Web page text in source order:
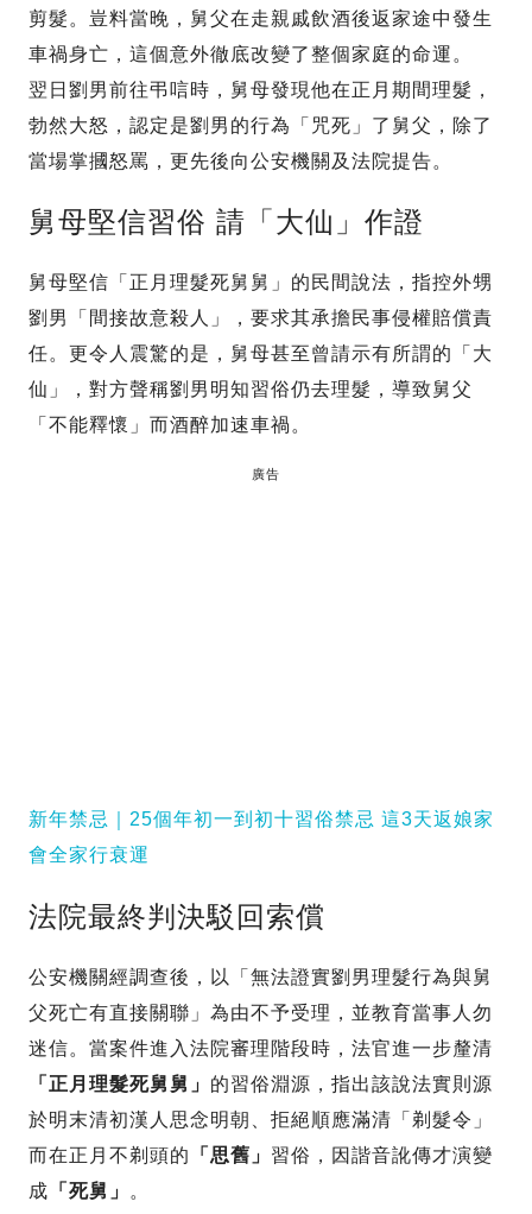
剪髮。豈料當晚，舅父在走親戚飲酒後返家途中發生
車禍身亡，這個意外徹底改變了整個家庭的命運。
翌日劉男前往弔唁時，舅母發現他在正月期間理髮，
勃然大怒，認定是劉男的行為「咒死」了舅父，除了
當場掌摑怒罵，更先後向公安機關及法院提告。
舅母堅信習俗 請「大仙」作證
舅母堅信「正月理髮死舅舅」的民間說法，指控外甥
劉男「間接故意殺人」，要求其承擔民事侵權賠償責
任。更令人震驚的是，舅母甚至曾請示有所謂的「大
仙」，對方聲稱劉男明知習俗仍去理髮，導致舅父
「不能釋懷」而酒醉加速車禍。
廣告
新年禁忌｜25個年初一到初十習俗禁忌 這3天返娘家
會全家行衰運
法院最終判決駁回索償
公安機關經調查後，以「無法證實劉男理髮行為與舅
父死亡有直接關聯」為由不予受理，並教育當事人勿
迷信。當案件進入法院審理階段時，法官進一步釐清
「正月理髮死舅舅」 的習俗淵源，指出該說法實則源
於明末清初漢人思念明朝、拒絕順應滿清「剃髮令」
而在正月不剃頭的
「思舊」 習俗，因諧音訛傳才演變
成 「死舅」
。